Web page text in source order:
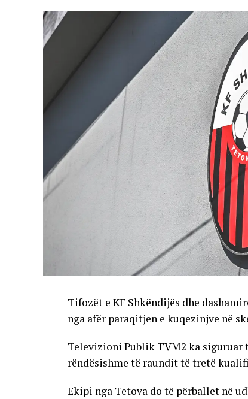
Tifozët e KF Shkëndijës dhe
nga afër paraqitjen e kuqezinjve në
Televizioni Publik TVM2 ka
rëndësishme të raundit të tretë
Ekipi nga Tetova do të përballet në